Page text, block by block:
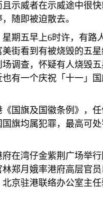
示威者在示威途中很
随即被迫散去。
期五早上6时许，有路
街看到有被烧毁的五
调查，怀疑有人烧毁
有一个庆祝「十一」
国旗及国徽条例》，
旗均属犯罪，最高可处
在湾仔金紫荆广场举
郑月娥率港府高层官
京驻港联络办公室主